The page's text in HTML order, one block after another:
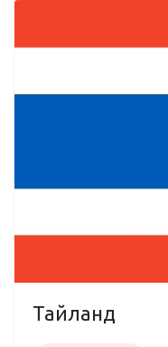
Тайланд